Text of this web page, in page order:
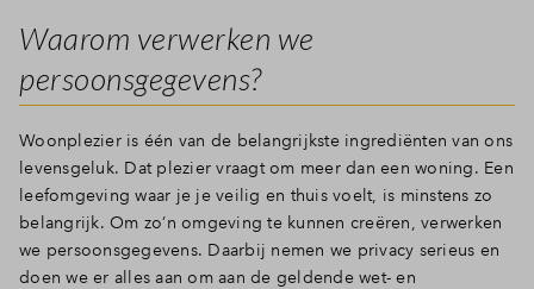
Waarom verwerken we
persoonsgegevens?
Woonplezier is één van de belangrijkste ingrediënten van ons
levensgeluk. Dat plezier vraagt om meer dan een woning. Een
leefomgeving waar je je veilig en thuis voelt, is minstens zo
belangrijk. Om zo’n omgeving te kunnen creëren, verwerken
we persoonsgegevens. Daarbij nemen we privacy serieus en
doen we er alles aan om aan de geldende wet- en